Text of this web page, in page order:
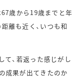
歳から19歳までと年
離も近く、いつも和
、若返った感じがし
成果が出てきたのか